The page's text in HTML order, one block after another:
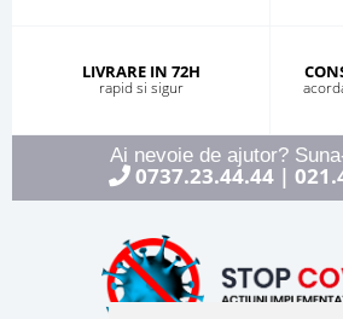
LIVRARE IN 72H
rapid si sigur
Ai nevoie de ajutor?
0737.23.44.44|